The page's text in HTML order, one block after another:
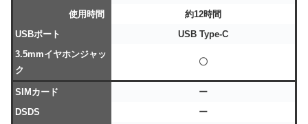
使用時間
約12時間
USBポート
USB Type-C
3.5mmイヤホンジャッ
ク
〇
SIMカード
ー
DSDS
ー